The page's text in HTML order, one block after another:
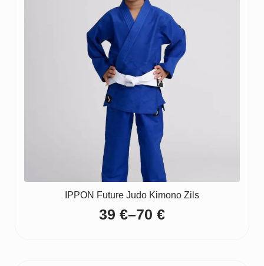
IPPON Future Judo Kimono Zils
39 €–70 €
Price